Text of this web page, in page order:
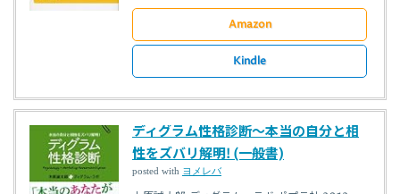
Amazon
Kindle
ディグラム性格診断〜本当の自分と相
性をズバリ解明! (一般書)
posted with ヨメレバ